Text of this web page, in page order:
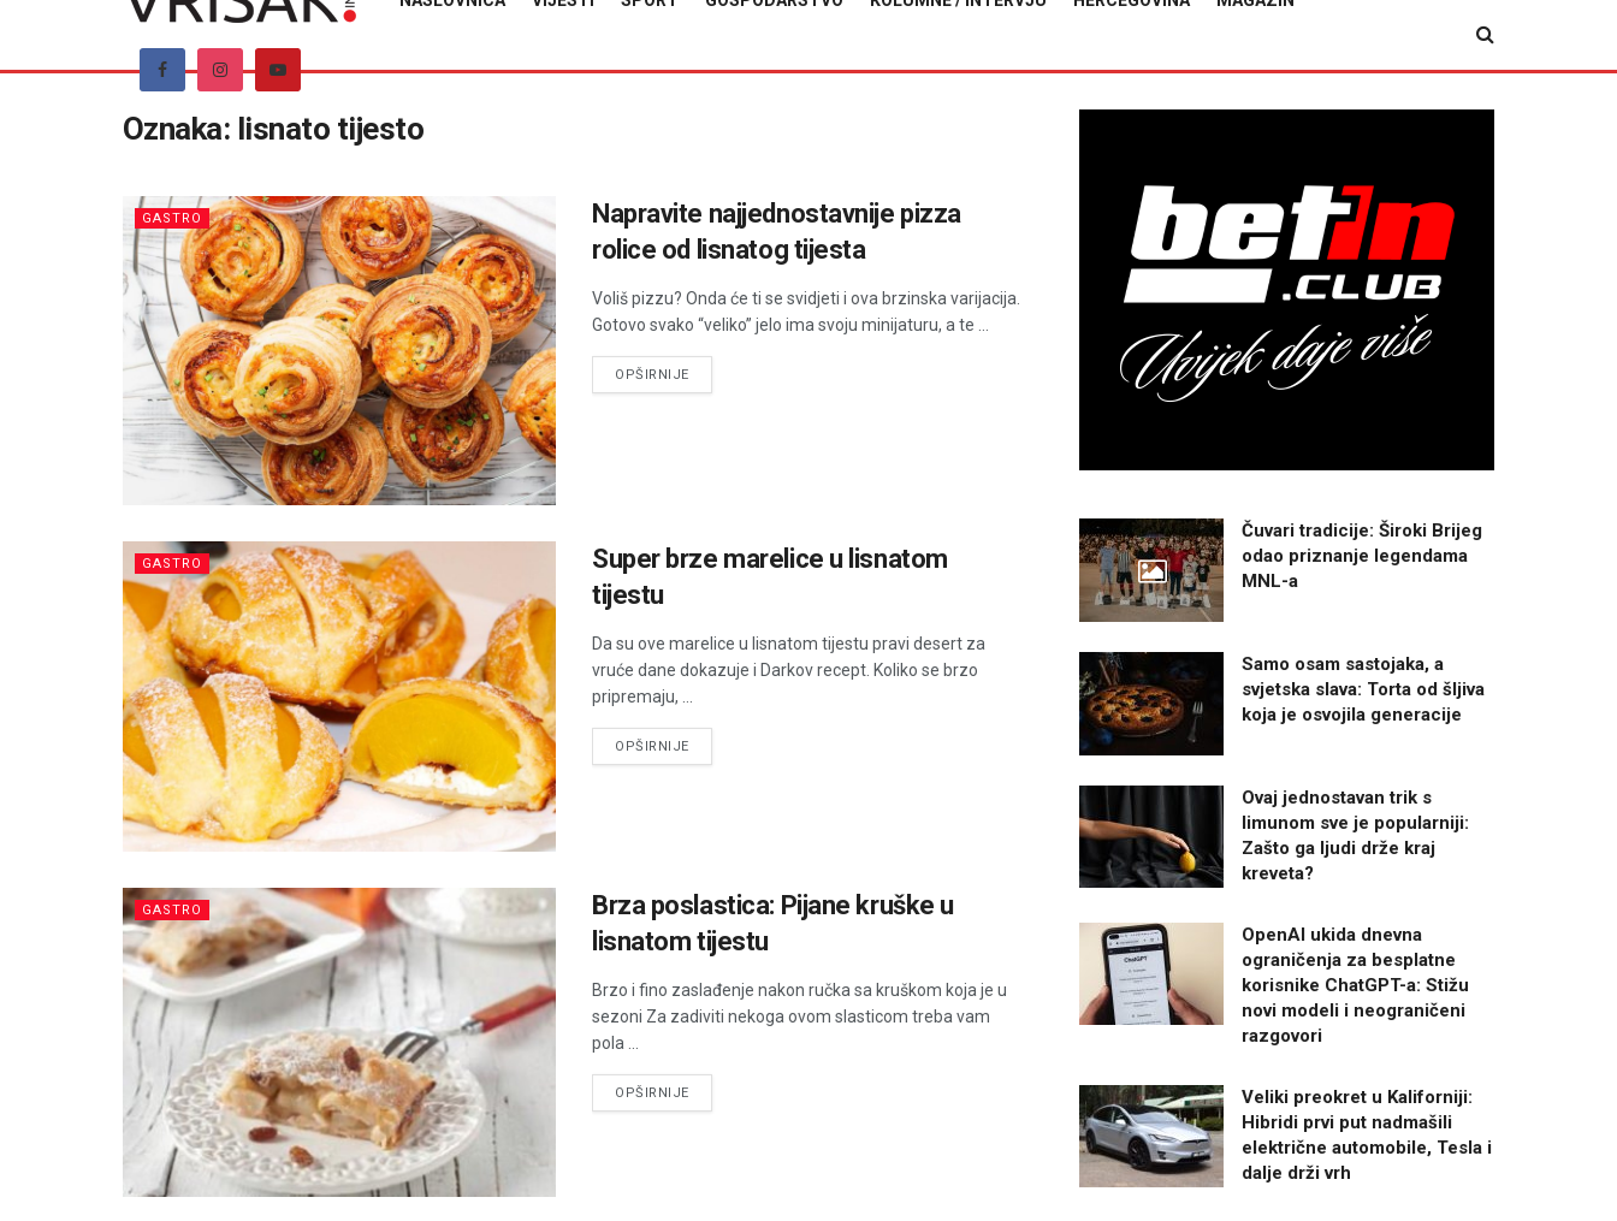
Oznaka: lisnato tijesto
GASTRO
Napravite najjednostavnije pizza
rolice od lisnatog tijesta
Voliš pizzu? Onda će ti se svidjeti i ova brzinska varijacija.
Gotovo svako “veliko” jelo ima svoju minijaturu, a te ...
OPŠIRNIJEDETAILS
GASTRO
Super brze marelice u lisnatom
tijestu
Da su ove marelice u lisnatom tijestu pravi desert za
vruće dane dokazuje i Darkov recept. Koliko se brzo
pripremaju, ...
OPŠIRNIJEDETAILS
GASTRO
Brza poslastica: Pijane kruške u
lisnatom tijestu
Brzo i fino zaslađenje nakon ručka sa kruškom koja je u
sezoni Za zadiviti nekoga ovom slasticom treba vam
pola ...
OPŠIRNIJEDETAILS
Čuvari tradicije: Široki Brijeg
odao priznanje legendama
MNL-a
Samo osam sastojaka, a
svjetska slava: Torta od šljiva
koja je osvojila generacije
Ovaj jednostavan trik s
limunom sve je popularniji:
Zašto ga ljudi drže kraj
kreveta?
OpenAI ukida dnevna
ograničenja za besplatne
korisnike ChatGPT-a: Stižu
novi modeli i neograničeni
razgovori
Veliki preokret u Kaliforniji:
Hibridi prvi put nadmašili
električne automobile, Tesla i
dalje drži vrh